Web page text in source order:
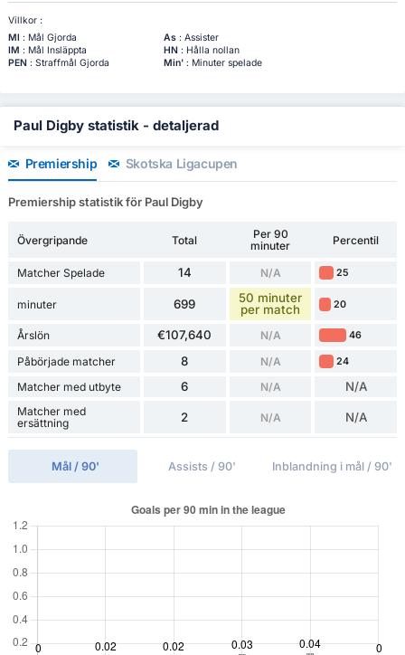
Villkor :
Ml : Mål Gjorda As: Assister
IM : Mål Insläppta HN: Hålla nollan
PEN: Straffmål Gjorda Min': Minuter spelade
Paul Digby statistik - detaljerad
Premiership Skotska Ligacupen
Premiership statistik för Paul Digby
Övergripande Total
Per 90
minuter
Percentil
Matcher Spelade 14 N/A 25
minuter 699
50 minuter
per match
20
Årslön €107,640 N/A 46
Påbörjade matcher 8 N/A 24
Matcher med utbyte 6 N/A N/A
Matcher med
ersättning
2 N/A N/A
Mål / 90' Assists / 90' Inblandning i mål / 90'